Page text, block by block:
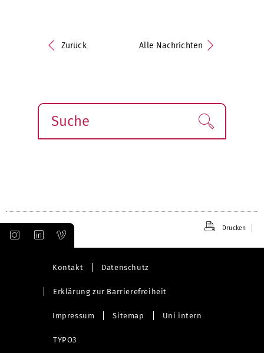
Zurück Alle Nachrichten
Suche Finden!
Drucken
Kontakt Datenschutz
Erklärung zur Barrierefreiheit
Impressum Sitemap Uni intern
TYPO3